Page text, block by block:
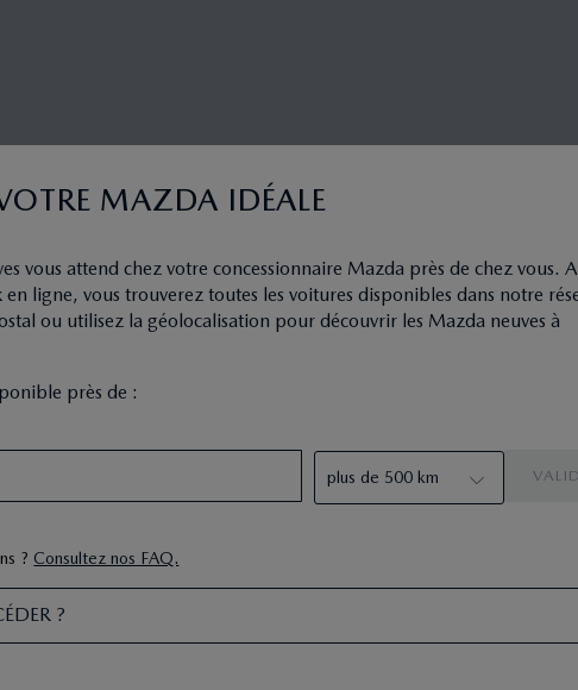
MAZDA IDÉALE
vous attend chez votre concessionnaire Mazda près de chez vous.
en ligne, vous trouverez toutes les voitures disponibles dans notre
ou utilisez la géolocalisation pour découvrir les Mazda neuves à
près de :
? Consultez nos FAQ.
?